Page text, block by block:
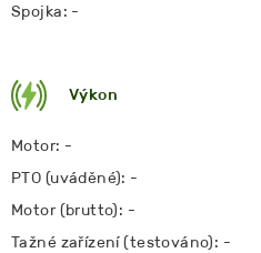
Spojka: -
Výkon
Motor: -
PTO (uváděné): -
Motor (brutto): -
Tažné zařízení (testováno): -